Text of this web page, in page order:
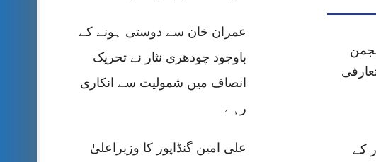
عمران خان سے دوستی ہونے کے
باوجود چودھری نثار نے تحریک
انصاف میں شمولیت سے انکاری
رہے
علی امین گنڈاپور کا وزیراعلیٰ
کے